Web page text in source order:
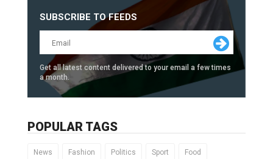
SUBSCRIBE TO FEEDS
Get all latest content delivered to your email a few times
a month.
POPULAR TAGS
News Fashion Politics Sport Food